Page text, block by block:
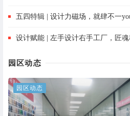
五四特辑 | 设计力磁场，就肆不一
设计赋能 | 左手设计右手工厂，匠
园区动态
园区动态